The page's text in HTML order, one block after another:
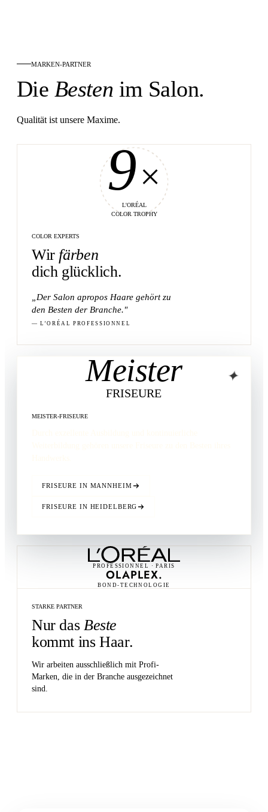
MARKEN-PARTNER
Die Besten im Salon.
Qualität ist unsere Maxime.
9×
L'ORÉAL
COLOR TROPHY
COLOR EXPERTS
Wir färben
dich glücklich.
„Der Salon apropos Haare gehört zu
den Besten der Branche."
— L’ORÉAL PROFESSIONNEL
Meister
FRISEURE
✦
MEISTER-FRISEURE
FRISEURE IN MANNHEIM
FRISEURE IN HEIDELBERG
PROFESSIONNEL · PARIS
OLAPLEX.
BOND-TECHNOLOGIE
STARKE PARTNER
Nur das Beste
kommt ins Haar.
Wir arbeiten ausschließlich mit Profi-
Marken, die in der Branche ausgezeichnet
sind.